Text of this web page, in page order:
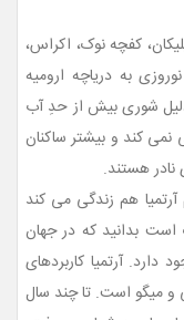
کفچه نوک، اکراس،
به دریاچه ارومیه
دلیل شوری بیش از حدِ آب
نمی کند و بیشتر ساکنان
هستند.
هم زندگی می کند
بدانید که در جهان
آرتمیا کاربردهای
و میگو است. تا چند سال